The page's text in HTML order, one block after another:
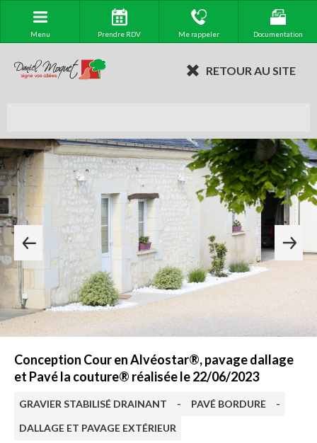
Menu Prendre RDV Me rappeler Documentation
RETOUR AU SITE
Conception Cour en Alvéostar®, pavage dallage
et Pavé la couture® réalisée le 22/06/2023
GRAVIER STABILISÉ DRAINANT - PAVÉ BORDURE
-
DALLAGE ET PAVAGE EXTÉRIEUR